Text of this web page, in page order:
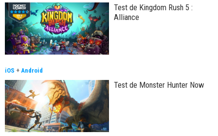
Test de Kingdom Rush 5 :
Alliance
iOS + Android
Test de Monster Hunter Now